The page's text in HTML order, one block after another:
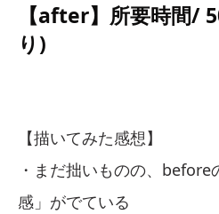
【after】所要時間/
り)
【描いてみた感想】
・まだ拙いものの、before
感」がでている